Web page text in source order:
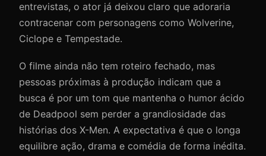
entrevistas, o ator já deixou claro que adoraria
contracenar com personagens como Wolverine,
Ciclope e Tempestade.
O filme ainda não tem roteiro fechado, mas
pessoas próximas à produção indicam que a
busca é por um tom que mantenha o humor ácido
de Deadpool sem perder a grandiosidade das
histórias dos X-Men. A expectativa é que o longa
equilibre ação, drama e comédia de forma inédita.